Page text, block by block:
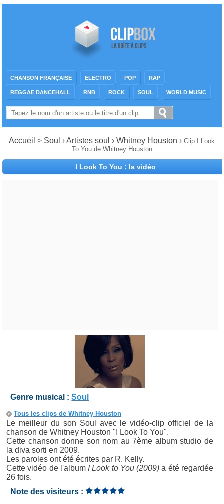
CHANSON FRANÇAISE ELECTRO POP RAP
REGGAE DANCEHALL RNB ROCK SOUL WORLD MUSIC
Accueil > Soul ›Artistes soul › Whitney Houston › Clip I Look
To You de Whitney Houston
I Look To You : la vidéo
Genre musical :Soul
Tous les clips de Whitney Houston
Le meilleur du son Soul avec le vidéo-clip officiel de la
chanson de Whitney Houston "I Look To You".
Cette chanson donne son nom au 7ème album studio de
la diva sorti en 2009.
Les paroles ont été écrites par R. Kelly.
Cette vidéo de l'album I Look to You (2009) a été regardée
26 fois.
Note des visiteurs :